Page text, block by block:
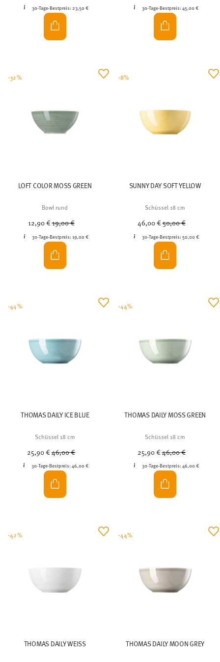
30-Tage-Bestpreis: 23,50 € 30-Tage-Bestpreis:45,00 €
LOFT COLOR MOSS GREEN
Bowl rund
12,90 €Price reduced from
19,00 €to
30-Tage-Bestpreis: 19,00 €
-32%
SUNNY DAY SOFT YELLOW
Schüssel 18 cm
46,00 €Price reduced from
50,00 €to
30-Tage-Bestpreis: 50,00 €
-8%
THOMAS DAILY ICE BLUE
Schüssel 18 cm
25,90 € Price reduced from
46,00 €
30-Tage-Bestpreis:46,00 €
-44%
THOMAS DAILY MOSS GREEN
Schüssel 18 cm
25,90 € Price reduced from
46,00 €to
30-Tage-Bestpreis: 46,00 €
-44%
THOMAS DAILY WEISS
-42%
THOMAS DAILY MOON GREY
-44%